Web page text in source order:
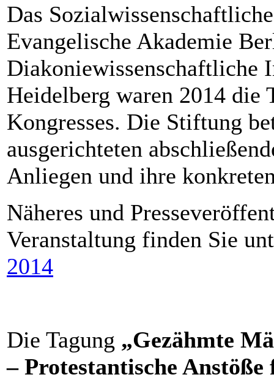
Das
Evangelische Akademie
Diakoniewissenschaftliche
Heidelberg waren 2014 die
Kongresses. Die Stiftung
ausgerichteten
Anliegen und ihre
Näheres und
Veranstaltung finden Sie
2014
Die Tagung „Gezähmte
– Protestantische